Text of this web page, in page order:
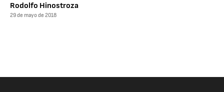
Rodolfo Hinostroza
29 de mayo de 2018